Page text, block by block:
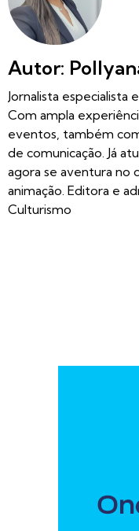
Autor:
Jornalista
Com ampla
eventos, também
de comunicação. Já
agora se aventura no
animação. Editora e
Culturismo